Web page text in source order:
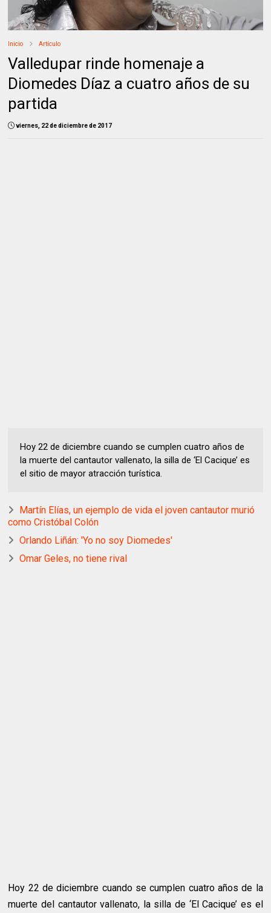
Inicio Artículo
Valledupar rinde homenaje a
Diomedes Díaz a cuatro años de su
partida
viernes, 22 de diciembre de 2017
Hoy 22 de diciembre cuando se cumplen cuatro años de
la muerte del cantautor vallenato, la silla de ‘El Cacique’ es
el sitio de mayor atracción turística.
Martín Elías, un ejemplo de vida el joven cantautor murió
como Cristóbal Colón
Orlando Liñán: 'Yo no soy Diomedes'
Omar Geles, no tiene rival
Hoy 22 de diciembre cuando se cumplen cuatro años de la
muerte del cantautor vallenato, la silla de ‘El Cacique’ es el